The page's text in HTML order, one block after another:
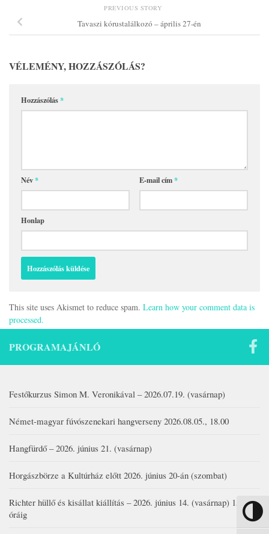
Nagy
PREVIOUS STORY
Tavaszi kórustalálkozó – április 27-én
VÉLEMÉNY, HOZZÁSZÓLÁS?
Hozzászólás*
Név* E-mail cím*
Honlap
This site uses Akismet to reduce spam. Learn how your comment data is
processed.
PROGRAMAJÁNLÓ
Festőkurzus Simon M. Veronikával – 2026.07.19. (vasárnap)
Német-magyar fúvószenekari hangverseny 2026.08.05., 18.00
Hangfürdő – 2026. június 21. (vasárnap)
Horgászbörze a Kultúrház előtt 2026. június 20-án (szombat)
Richter hüllő és kisállat kiállítás – 2026. június 14. (vasárnap) 15-17
óráig